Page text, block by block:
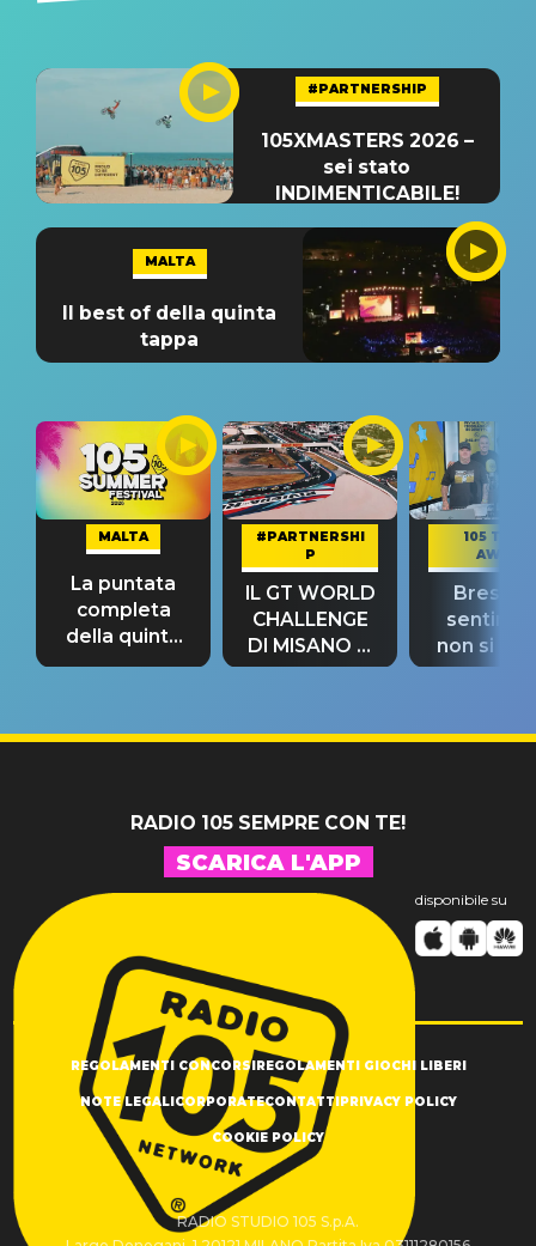
#PARTNERSHIP
105XMASTERS 2026 –
sei stato
INDIMENTICABILE!
MALTA
Il best of della quinta
tappa
MALTA
La puntata
completa
della quinta
tappa
#PARTNERSHI
P
IL GT WORLD
CHALLENGE
DI MISANO si
riconferma
105 TAKE
AWAY
Bresh:
non si
fino alla
RADIO 105 SEMPRE CON TE!
SCARICA L'APP
disponibile su
REGOLAMENTI CONCORSI REGOLAMENTI GIOCHI LIBERI
NOTE LEGALI CORPORATECONTATTI PRIVACY POLICY
COOKIE POLICY
RADIO STUDIO 105 S.p.A.